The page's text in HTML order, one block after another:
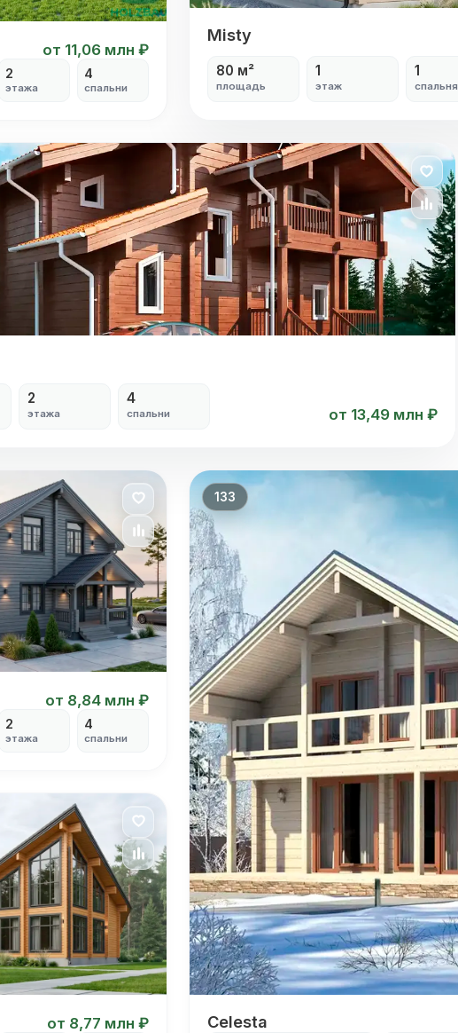
Я согласен наобработку персональных данных
от 11,06 млн ₽
2
этажа
4
спальни
Misty
Misty
80 м²
площадь
1
этаж
1
спальня
от 13,49 млн ₽
2
этажа
4
спальни
от 8,84 млн ₽
2
этажа
4
спальни
133
Celesta
Celesta
от 8,77 млн ₽